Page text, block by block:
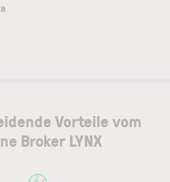
Vorteile vom
Broker LYNX